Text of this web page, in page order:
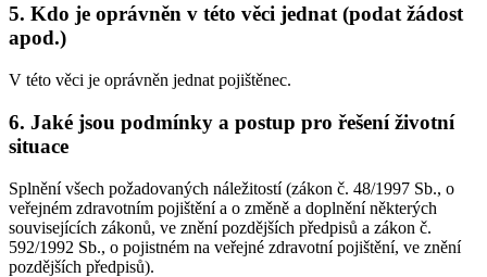
5. Kdo je oprávněn v této věci jednat (podat žádost
apod.)
V této věci je oprávněn jednat pojištěnec.
6. Jaké jsou podmínky a postup pro řešení životní
situace
Splnění všech požadovaných náležitostí (zákon č. 48/1997 Sb., o
veřejném zdravotním pojištění a o změně a doplnění některých
souvisejících zákonů, ve znění pozdějších předpisů a zákon č.
592/1992 Sb., o pojistném na veřejné zdravotní pojištění, ve znění
pozdějších předpisů).